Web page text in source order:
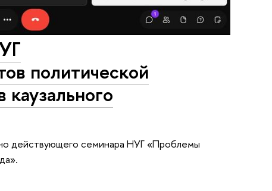
политической
действующего семинара НУГ «Проблемы